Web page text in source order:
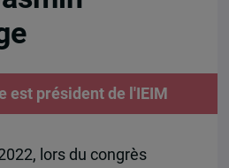
est président de l'IEIM
lors du congrès